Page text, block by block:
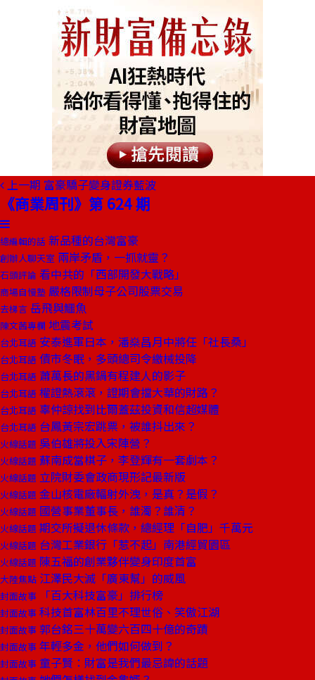
上一期 富豪驕子變身證券藍波
《商業周刊》第 624 期
總編輯的話 新品種的台灣富豪
創辦人聊天室 兩岸矛盾，一抓就靈？
石頭評論 看中共的「西部開發大戰略」
商場自慢塾 嚴格限制母子公司股票交易
去梯言 岳飛與鱷魚
陳文茜專欄 地震考試
台北耳語 安泰進軍日本，潘燊昌月中將任「社長桑」
台北耳語 債市冬眠，多頭總司令繳械投降
台北耳語 蕭萬長的黑鍋有程建人的影子
台北耳語 權證熱滾滾，證期會擋大華的財路？
台北耳語 辜仲諒找到比爾蓋茲投資和信超媒體
台北耳語 台鳳黃宗宏跳票，被誰抖出來？
火線話題 吳伯雄將投入宋陣營？
火線話題 蘇南成當棋子，李登輝有一套劇本？
火線話題 立院財委會政商現形記最新版
火線話題 金山核電廠輻射外洩，是真？是假？
火線話題 國營事業董事長，誰濁？誰清？
火線話題 期交所擬退休條款，總經理「自肥」千萬元
火線話題 台灣工業銀行「惹不起」南港經貿園區
火線話題 陳五福的創業夥伴變身印度首富
大陸焦點 江澤民大滅「廣東幫」的威風
封面故事 「百大科技富豪」排行榜
封面故事 科技首富林百里不理世俗、笑傲江湖
封面故事 郭台銘三十萬變六百四十億的奇蹟
封面故事 年輕多金，他們如何做到？
封面故事 童子賢：財富是我們最忌諱的話題